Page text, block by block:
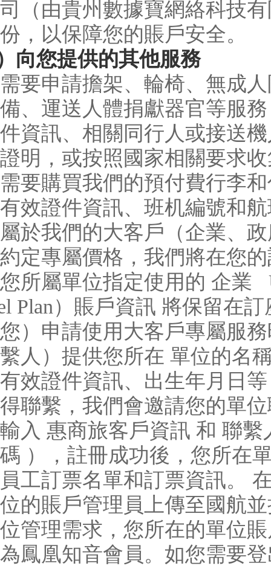
（由貴州數據寶網絡科技
，以保障您的賬戶安全。
向您提供的其他服務
要申請擔架、輪椅、無成
、運送人體捐獻器官等服
資訊、相關同行人或接送
明，或按照國家相關要求
要購買我們的預付費行李
效證件資訊、班机編號和
於我們的大客戶（企業、
定專屬價格，我們將在您
所屬單位指定使用的 企業
Plan）賬戶資訊 將保留在
）申請使用大客戶專屬服
人）提供您所在 單位的名
效證件資訊、出生年月日
聯繫，我們會邀請您的單
入 惠商旅客戶資訊 和 聯
），註冊成功後，您所在
工訂票名單和訂票資訊。
的賬戶管理員上傳至國航
管理需求，您所在的單位
鳳凰知音會員。如您需要